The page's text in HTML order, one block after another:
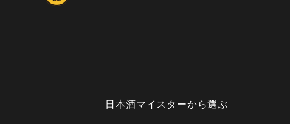
日本酒マイスターから選ぶ